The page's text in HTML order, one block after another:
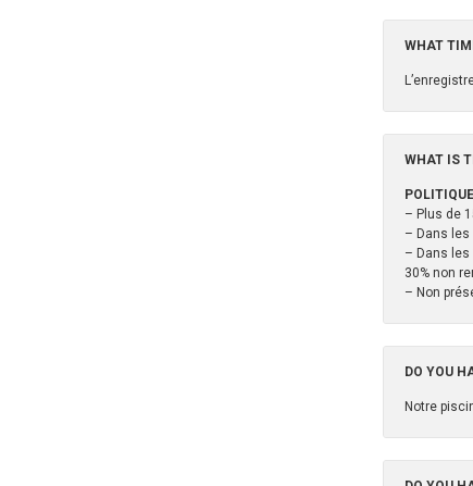
WHAT
WHAT IS
– Plus de
– Dans les
– Dans les
30% non
– Non
DO YOU
Notre